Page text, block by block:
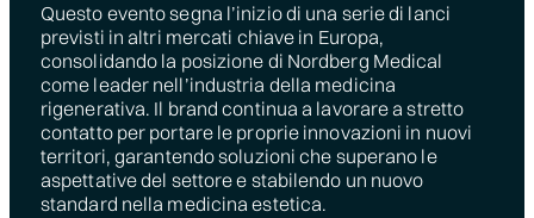
Questo evento segna l’inizio di una serie di lanci
previsti in altri mercati chiave in Europa,
consolidando la posizione di Nordberg Medical
come leader nell’industria della medicina
rigenerativa. Il brand continua a lavorare a stretto
contatto per portare le proprie innovazioni in nuovi
territori, garantendo soluzioni che superano le
aspettative del settore e stabilendo un nuovo
standard nella medicina estetica.